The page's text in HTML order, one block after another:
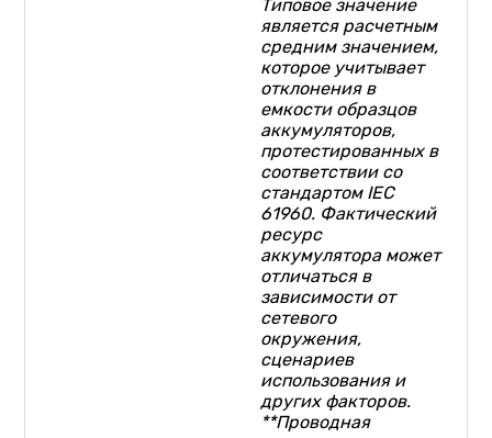
Типовое значение
является расчетным
средним значением,
которое учитывает
отклонения в
емкости образцов
аккумуляторов,
протестированных в
соответствии со
стандартом IEC
61960. Фактический
ресурс
аккумулятора может
отличаться в
зависимости от
сетевого
окружения,
сценариев
использования и
других факторов.
**Проводная